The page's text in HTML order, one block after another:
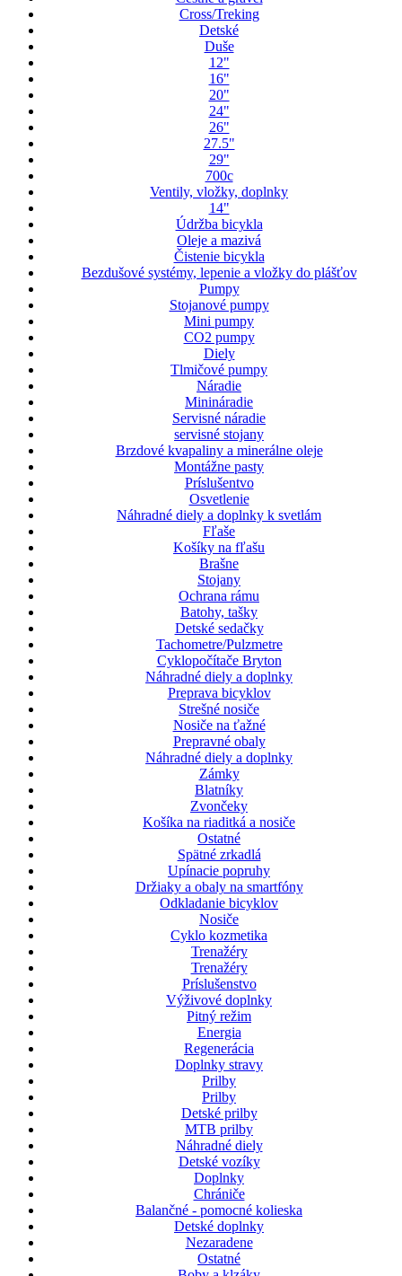
Cross/Treking
Detské
Duše
12"
16"
20"
24"
26"
27.5"
29"
700c
Ventily, vložky, doplnky
14"
Údržba bicykla
Oleje a mazivá
Čistenie bicykla
Bezdušové systémy, lepenie a vložky do plášťov
Pumpy
Stojanové pumpy
Mini pumpy
CO2 pumpy
Diely
Tlmičové pumpy
Náradie
Minináradie
Servisné náradie
servisné stojany
Brzdové kvapaliny a minerálne oleje
Montážne pasty
Príslušentvo
Osvetlenie
Náhradné diely a doplnky k svetlám
Fľaše
Košíky na fľašu
Brašne
Stojany
Ochrana rámu
Batohy, tašky
Detské sedačky
Tachometre/Pulzmetre
Cyklopočítače Bryton
Náhradné diely a doplnky
Preprava bicyklov
Strešné nosiče
Nosiče na ťažné
Prepravné obaly
Náhradné diely a doplnky
Zámky
Blatníky
Zvončeky
Košíka na riaditká a nosiče
Ostatné
Spätné zrkadlá
Upínacie popruhy
Držiaky a obaly na smartfóny
Odkladanie bicyklov
Nosiče
Cyklo kozmetika
Trenažéry
Trenažéry
Príslušenstvo
Výživové doplnky
Pitný režim
Energia
Regenerácia
Doplnky stravy
Prilby
Prilby
Detské prilby
MTB prilby
Náhradné diely
Detské vozíky
Doplnky
Chrániče
Balančné - pomocné kolieska
Detské doplnky
Nezaradene
Ostatné